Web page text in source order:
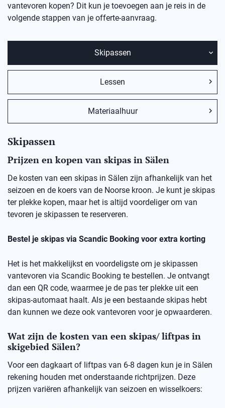
vantevoren kopen? Dit kun je toevoegen aan je reis in de
volgende stappen van je offerte-aanvraag.
Skipassen
Lessen
Materiaalhuur
Skipassen
Prijzen en kopen van skipas in Sälen
De kosten van een skipas in Sälen zijn afhankelijk van het
seizoen en de koers van de Noorse kroon. Je kunt je skipas
ter plekke kopen, maar het is altijd voordeliger om van
tevoren je skipassen te reserveren.
Bestel je skipas via Scandic Booking voor extra korting
Het is het makkelijkst en voordeligste om je skipassen
vantevoren via Scandic Booking te bestellen. Je ontvangt
dan een QR code, waarmee je de pas ter plekke uit een
skipas-automaat haalt. Als je een bestaande skipas hebt
dan kunnen we deze ook vantevoren voor je opwaarderen.
Wat zijn de kosten van een skipas/ liftpas in
skigebied Sälen?
Voor een dagkaart of liftpas van 6-8 dagen kun je in Sälen
rekening houden met onderstaande richtprijzen. Deze
prijzen variëren afhankelijk van seizoen en wisselkoers: